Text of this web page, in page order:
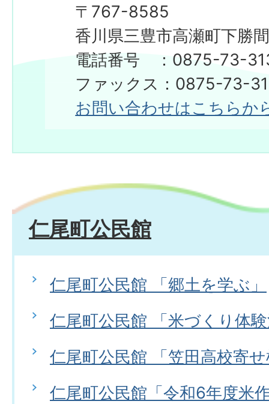
〒767-8585
香川県三豊市高瀬町下勝
電話番号 ：0875-73-
ファックス：0875-73-
お問い合わせはこちらか
仁尾町公民館
仁尾町公民館 「郷土を学ぶ」
仁尾町公民館 「米づくり体
仁尾町公民館 「笠田高校寄
仁尾町公民館「令和6年度米